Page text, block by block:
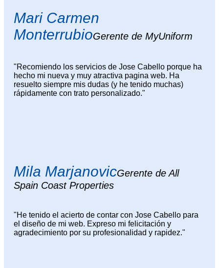
Mari Carmen
MonterrubioGerente de MyUniform
"Recomiendo los servicios de Jose Cabello porque ha
hecho mi nueva y muy atractiva pagina web. Ha
resuelto siempre mis dudas (y he tenido muchas)
rápidamente con trato personalizado."
Mila MarjanovicGerente de All
Spain Coast Properties
"He tenido el acierto de contar con Jose Cabello para
el diseño de mi web. Expreso mi felicitación y
agradecimiento por su profesionalidad y rapidez."